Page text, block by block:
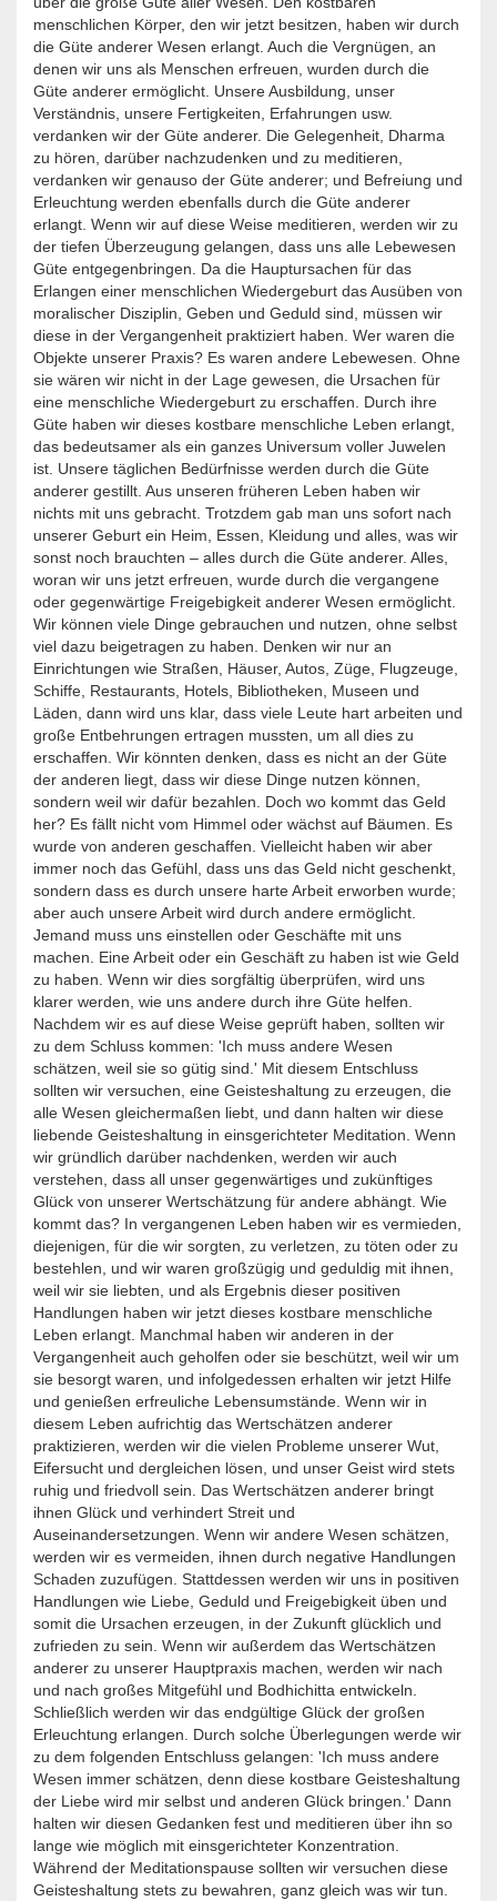
menschlichen Körper, den wir jetzt besitzen, haben wir durch
die Güte anderer Wesen erlangt. Auch die Vergnügen, an
denen wir uns als Menschen erfreuen, wurden durch die
Güte anderer ermöglicht. Unsere Ausbildung, unser
Verständnis, unsere Fertigkeiten, Erfahrungen usw.
verdanken wir der Güte anderer. Die Gelegenheit, Dharma
zu hören, darüber nachzudenken und zu meditieren,
verdanken wir genauso der Güte anderer; und Befreiung und
Erleuchtung werden ebenfalls durch die Güte anderer
erlangt. Wenn wir auf diese Weise meditieren, werden wir zu
der tiefen Überzeugung gelangen, dass uns alle Lebewesen
Güte entgegenbringen. Da die Hauptursachen für das
Erlangen einer menschlichen Wiedergeburt das Ausüben von
moralischer Disziplin, Geben und Geduld sind, müssen wir
diese in der Vergangenheit praktiziert haben. Wer waren die
Objekte unserer Praxis? Es waren andere Lebewesen. Ohne
sie wären wir nicht in der Lage gewesen, die Ursachen für
eine menschliche Wiedergeburt zu erschaffen. Durch ihre
Güte haben wir dieses kostbare menschliche Leben erlangt,
das bedeutsamer als ein ganzes Universum voller Juwelen
ist. Unsere täglichen Bedürfnisse werden durch die Güte
anderer gestillt. Aus unseren früheren Leben haben wir
nichts mit uns gebracht. Trotzdem gab man uns sofort nach
unserer Geburt ein Heim, Essen, Kleidung und alles, was wir
sonst noch brauchten – alles durch die Güte anderer. Alles,
woran wir uns jetzt erfreuen, wurde durch die vergangene
oder gegenwärtige Freigebigkeit anderer Wesen ermöglicht.
Wir können viele Dinge gebrauchen und nutzen, ohne selbst
viel dazu beigetragen zu haben. Denken wir nur an
Einrichtungen wie Straßen, Häuser, Autos, Züge, Flugzeuge,
Schiffe, Restaurants, Hotels, Bibliotheken, Museen und
Läden, dann wird uns klar, dass viele Leute hart arbeiten und
große Entbehrungen ertragen mussten, um all dies zu
erschaffen. Wir könnten denken, dass es nicht an der Güte
der anderen liegt, dass wir diese Dinge nutzen können,
sondern weil wir dafür bezahlen. Doch wo kommt das Geld
her? Es fällt nicht vom Himmel oder wächst auf Bäumen. Es
wurde von anderen geschaffen. Vielleicht haben wir aber
immer noch das Gefühl, dass uns das Geld nicht geschenkt,
sondern dass es durch unsere harte Arbeit erworben wurde;
aber auch unsere Arbeit wird durch andere ermöglicht.
Jemand muss uns einstellen oder Geschäfte mit uns
machen. Eine Arbeit oder ein Geschäft zu haben ist wie Geld
zu haben. Wenn wir dies sorgfältig überprüfen, wird uns
klarer werden, wie uns andere durch ihre Güte helfen.
Nachdem wir es auf diese Weise geprüft haben, sollten wir
zu dem Schluss kommen: 'Ich muss andere Wesen
schätzen, weil sie so gütig sind.' Mit diesem Entschluss
sollten wir versuchen, eine Geisteshaltung zu erzeugen, die
alle Wesen gleichermaßen liebt, und dann halten wir diese
liebende Geisteshaltung in einsgerichteter Meditation. Wenn
wir gründlich darüber nachdenken, werden wir auch
verstehen, dass all unser gegenwärtiges und zukünftiges
Glück von unserer Wertschätzung für andere abhängt. Wie
kommt das? In vergangenen Leben haben wir es vermieden,
diejenigen, für die wir sorgten, zu verletzen, zu töten oder zu
bestehlen, und wir waren großzügig und geduldig mit ihnen,
weil wir sie liebten, und als Ergebnis dieser positiven
Handlungen haben wir jetzt dieses kostbare menschliche
Leben erlangt. Manchmal haben wir anderen in der
Vergangenheit auch geholfen oder sie beschützt, weil wir um
sie besorgt waren, und infolgedessen erhalten wir jetzt Hilfe
und genießen erfreuliche Lebensumstände. Wenn wir in
diesem Leben aufrichtig das Wertschätzen anderer
praktizieren, werden wir die vielen Probleme unserer Wut,
Eifersucht und dergleichen lösen, und unser Geist wird stets
ruhig und friedvoll sein. Das Wertschätzen anderer bringt
ihnen Glück und verhindert Streit und
Auseinandersetzungen. Wenn wir andere Wesen schätzen,
werden wir es vermeiden, ihnen durch negative Handlungen
Schaden zuzufügen. Stattdessen werden wir uns in positiven
Handlungen wie Liebe, Geduld und Freigebigkeit üben und
somit die Ursachen erzeugen, in der Zukunft glücklich und
zufrieden zu sein. Wenn wir außerdem das Wertschätzen
anderer zu unserer Hauptpraxis machen, werden wir nach
und nach großes Mitgefühl und Bodhichitta entwickeln.
Schließlich werden wir das endgültige Glück der großen
Erleuchtung erlangen. Durch solche Überlegungen werde wir
zu dem folgenden Entschluss gelangen: 'Ich muss andere
Wesen immer schätzen, denn diese kostbare Geisteshaltung
der Liebe wird mir selbst und anderen Glück bringen.' Dann
halten wir diesen Gedanken fest und meditieren über ihn so
lange wie möglich mit einsgerichteter Konzentration.
Während der Meditationspause sollten wir versuchen diese
Geisteshaltung stets zu bewahren, ganz gleich was wir tun.